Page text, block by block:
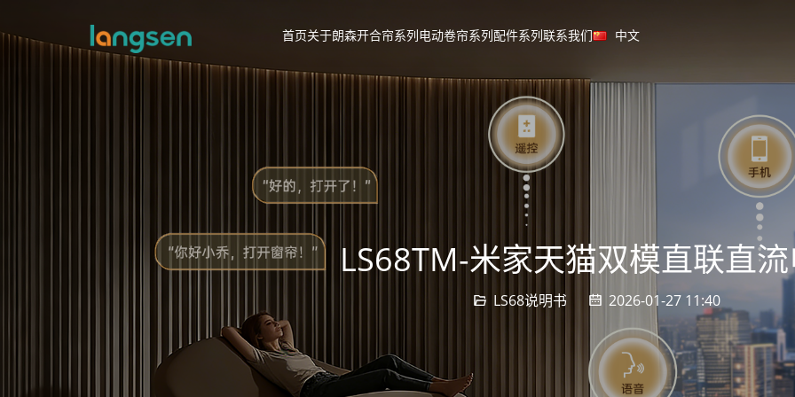
首页关于朗森开合帘系列电动卷帘系列配件系列联系我们 中文
LS68TM-米家天猫双模直联直
LS68说明书 2026-01-27 11:40